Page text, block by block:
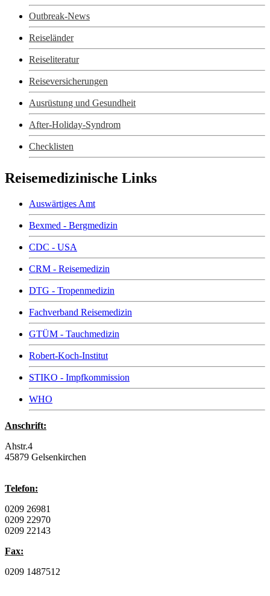
Outbreak-News
Reiseländer
Reiseliteratur
Reiseversicherungen
Ausrüstung und Gesundheit
After-Holiday-Syndrom
Checklisten
Reisemedizinische Links
Auswärtiges Amt
Bexmed - Bergmedizin
CDC - USA
CRM - Reisemedizin
DTG - Tropenmedizin
Fachverband Reisemedizin
GTÜM - Tauchmedizin
Robert-Koch-Institut
STIKO - Impfkommission
WHO
Anschrift:
Ahstr.4
45879 Gelsenkirchen
Telefon:
0209 26981
0209 22970
0209 22143
Fax:
0209 1487512